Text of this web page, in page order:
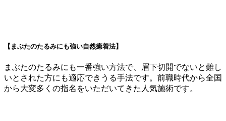
【まぶたのたるみにも強い自然癒着法】
まぶたのたるみにも一番強い方法で、眉下切開でないと難し
いとされた方にも適応できうる手法です。前職時代から全国
から大変多くの指名をいただいてきた人気施術です。